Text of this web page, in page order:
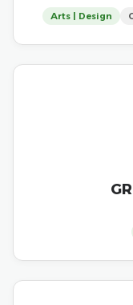
Arts | Design